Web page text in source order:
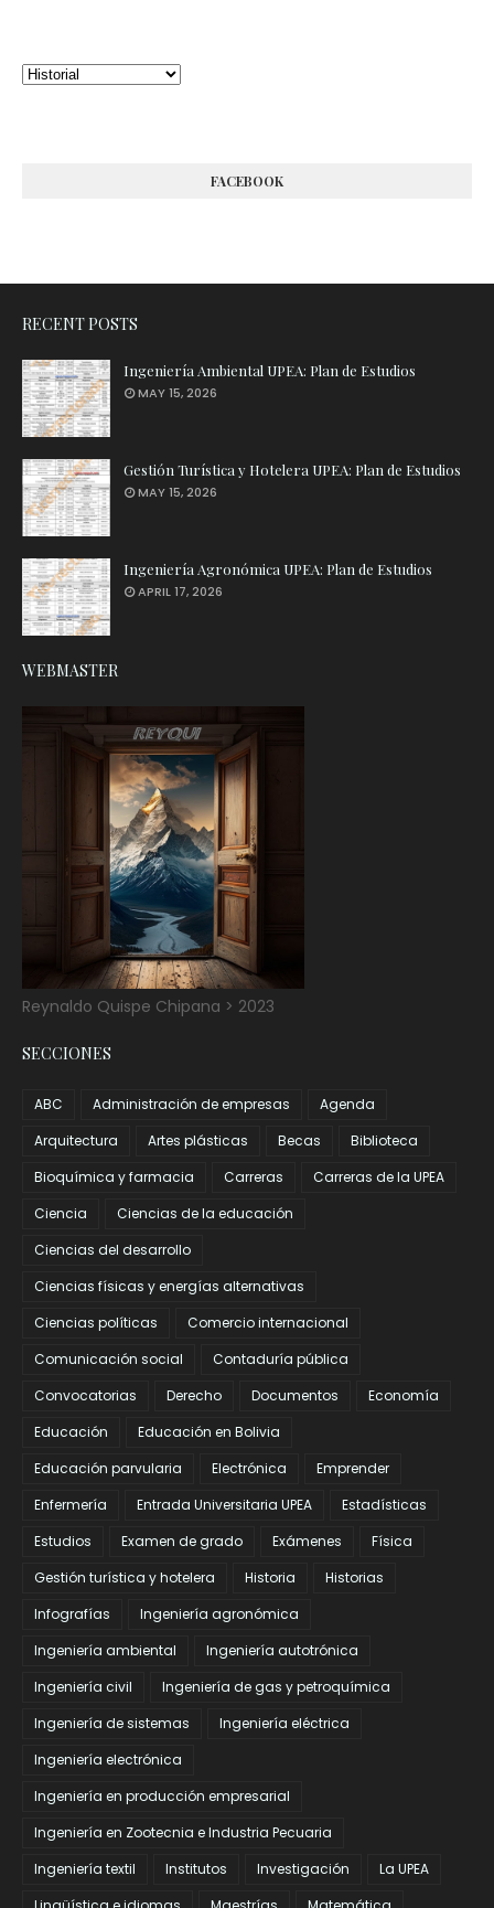
FACEBOOK
RECENT POSTS
Ingeniería Ambiental UPEA: Plan de Estudios
MAY 15, 2026
Gestión Turística y Hotelera UPEA: Plan de Estudios
MAY 15, 2026
Ingeniería Agronómica UPEA: Plan de Estudios
APRIL 17, 2026
WEBMASTER
Reynaldo Quispe Chipana > 2023
SECCIONES
ABC Administración de empresas
Agenda
Arquitectura
Artes plásticas Becas
Biblioteca
Bioquímica y farmacia
Carreras
Carreras de la UPEA
Ciencia
Ciencias de la educación
Ciencias del desarrollo
Ciencias físicas y energías alternativas
Ciencias políticas
Comercio internacional
Comunicación social
Contaduría pública
Convocatorias
Derecho Documentos
Economía
Educación
Educación en Bolivia
Educación parvularia
Electrónica
Emprender
Enfermería
Entrada Universitaria UPEA
Estadísticas
Estudios
Examen de grado Exámenes
Física
Gestión turística y hotelera
Historia
Historias
Infografías
Ingeniería agronómica
Ingeniería ambiental
Ingeniería autotrónica
Ingeniería civil
Ingeniería de gas y petroquímica
Ingeniería de sistemas
Ingeniería eléctrica
Ingeniería electrónica
Ingeniería en producción empresarial
Ingeniería en Zootecnia e Industria Pecuaria
Ingeniería textil
Institutos Investigación
La UPEA